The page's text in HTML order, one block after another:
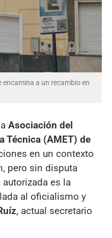
encamina a un recambio en
Asociación del
Técnica (AMET) de
en un contexto
pero sin disputa
es la
al oficialismo y
, actual secretario